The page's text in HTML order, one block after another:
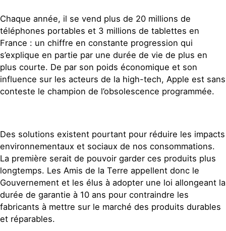
Chaque année, il se vend plus de 20 millions de
téléphones portables et 3 millions de tablettes en
France : un chiffre en constante progression qui
s’explique en partie par une durée de vie de plus en
plus courte. De par son poids économique et son
influence sur les acteurs de la high-tech, Apple est sans
conteste le champion de l’obsolescence programmée.
Des solutions existent pourtant pour réduire les impacts
environnementaux et sociaux de nos consommations.
La première serait de pouvoir garder ces produits plus
longtemps. Les Amis de la Terre appellent donc le
Gouvernement et les élus à adopter une loi allongeant la
durée de garantie à 10 ans pour contraindre les
fabricants à mettre sur le marché des produits durables
et réparables.